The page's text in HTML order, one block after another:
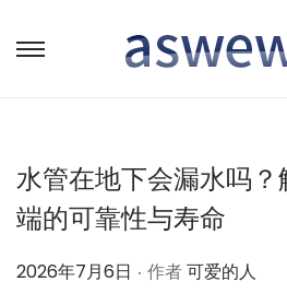
转
跳
水管在地下会漏水吗？
端的可靠性与寿命
作
2026年7月6日 . 作者可爱的人